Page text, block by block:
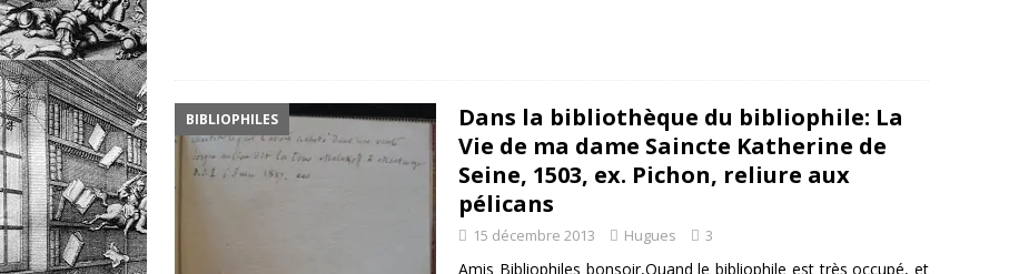
BIBLIOPHILES
Dans la bibliothèque du bibliophile: La
Vie de ma dame Saincte Katherine de
Seine, 1503, ex. Pichon, reliure aux
pélicans
15 décembre 2013 Hugues 3
Amis Bibliophiles bonsoir,Quand le bibliophile est très occupé, et